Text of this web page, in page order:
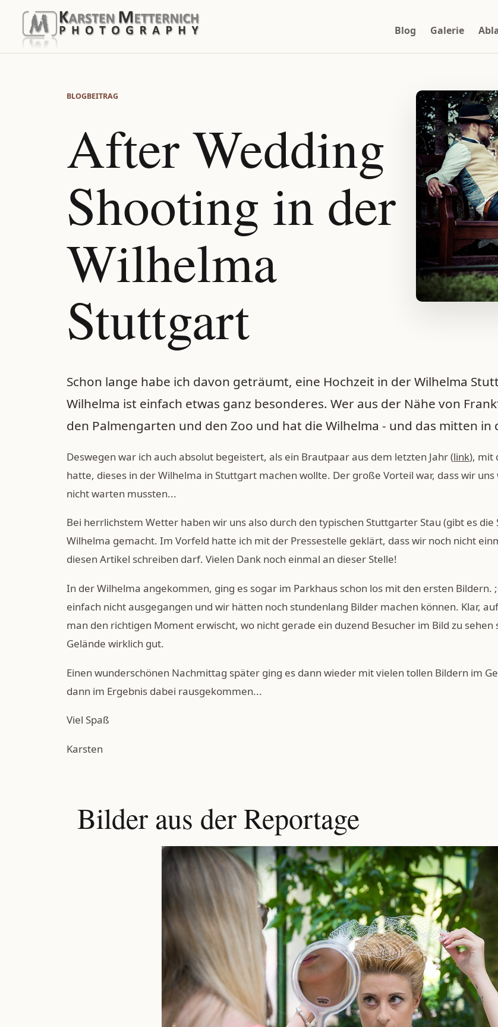
Blog Galerie
BLOGBEITRAG
After Wedding
Shooting in der
Wilhelma
Stuttgart
Schon lange habe ich davon geträumt, eine Hochzeit in der Wilhelma
Wilhelma ist einfach etwas ganz besonderes. Wer aus der Nähe von
den Palmengarten und den Zoo und hat die Wilhelma - und das mitten in
Deswegen war ich auch absolut begeistert, als ein Brautpaar aus dem letzten Jahr (link), mit
hatte, dieses in der Wilhelma in Stuttgart machen wollte. Der große Vorteil war, dass wir
nicht warten mussten...
Bei herrlichstem Wetter haben wir uns also durch den typischen Stuttgarter Stau (gibt es die
Wilhelma gemacht. Im Vorfeld hatte ich mit der Pressestelle geklärt, dass wir noch nicht
diesen Artikel schreiben darf. Vielen Dank noch einmal an dieser Stelle!
In der Wilhelma angekommen, ging es sogar im Parkhaus schon los mit den ersten Bildern.
einfach nicht ausgegangen und wir hätten noch stundenlang Bilder machen können. Klar,
man den richtigen Moment erwischt, wo nicht gerade ein duzend Besucher im Bild zu
Gelände wirklich gut.
Einen wunderschönen Nachmittag später ging es dann wieder mit vielen tollen Bildern im
dann im Ergebnis dabei rausgekommen...
Viel Spaß
Karsten
Bilder aus der Reportage